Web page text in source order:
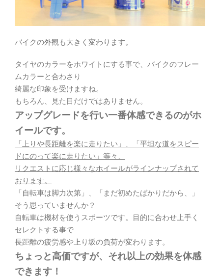
バイクの外観も大きく変わります。
タイヤのカラーをホワイトにする事で、バイクのフレー
ムカラーと合わさり
綺麗な印象を受けますね。
もちろん、見た目だけではありません。
アップグレードを行い一番体感できるのがホ
イールです。
「上りや長距離を楽に走りたい」、「平坦な道をスピー
ドにのって楽に走りたい」等々、
リクエストに応じ様々なホイールがラインナップされて
おります。
「自転車は脚力次第」、「まだ初めたばかりだから、」
そう思っていませんか？
自転車は機材を使うスポーツです。目的に合わせ上手く
セレクトする事で
長距離の疲労感や上り坂の負荷が変わります。
ちょっと高価ですが、それ以上の効果を体感
できます！